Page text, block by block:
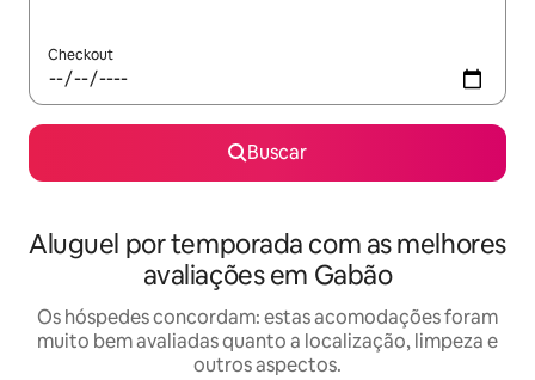
Checkout
Buscar
Aluguel por temporada com as melhores
avaliações em Gabão
Os hóspedes concordam: estas acomodações foram
muito bem avaliadas quanto a localização, limpeza e
outros aspectos.